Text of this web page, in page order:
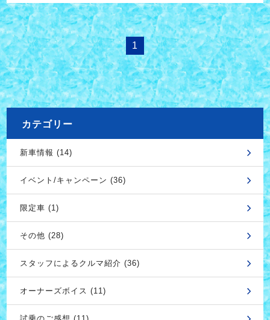
1
カテゴリー
新車情報 (14)
イベント/キャンペーン (36)
限定車 (1)
その他 (28)
スタッフによるクルマ紹介 (36)
オーナーズボイス (11)